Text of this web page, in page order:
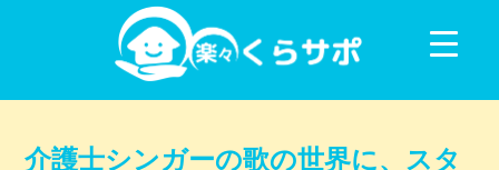
コンテンツに移動
介護士シンガーの歌の世界に、スタ